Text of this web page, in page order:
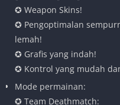
✪ Weapon Skins!
✪ Pengoptimalan
lemah!
✪ Grafis yang indah!
✪ Kontrol yang mudah
Mode permainan:
✪ Team Deathmatch: